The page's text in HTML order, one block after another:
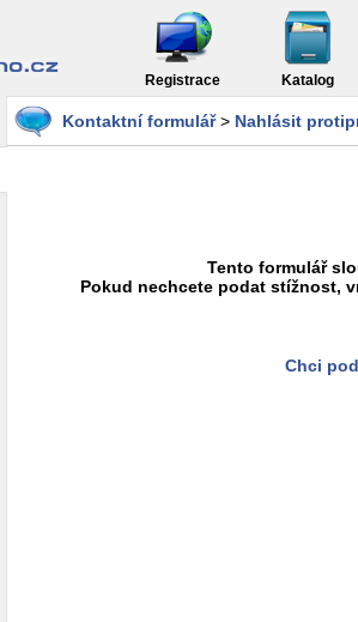
Registrace Katalog
Kontaktní formulář> Nahlásit
Tento formulář
Pokud nechcete podat stížnost,
Chci